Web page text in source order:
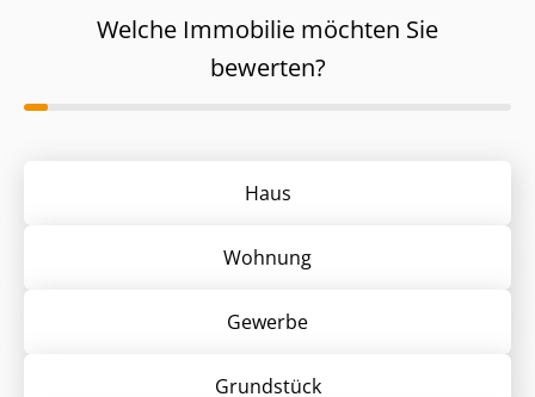
Welche Immobilie möchten Sie
bewerten?
Haus
Wohnung
Gewerbe
Grund­stück